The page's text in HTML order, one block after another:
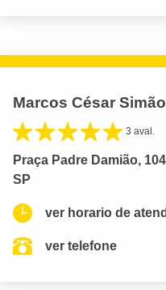
Marcos César Simão
3 aval.
Praça Padre Damião,
SP
ver horario de
ver telefone